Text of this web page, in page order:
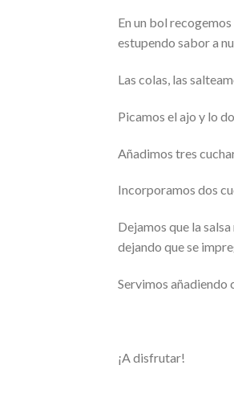
En un bol
estupendo sabor a
Las colas, las
Picamos el ajo y lo
Añadimos tres
Incorporamos dos
Dejamos que la
dejando que se
Servimos
¡A disfrutar!